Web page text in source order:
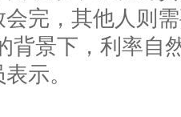
完，其他人则
背景下，利率自
示。